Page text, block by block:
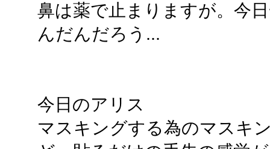
鼻は薬で止まりますが。今
んだんだろう...
今日のアリス
マスキングする為のマスキ